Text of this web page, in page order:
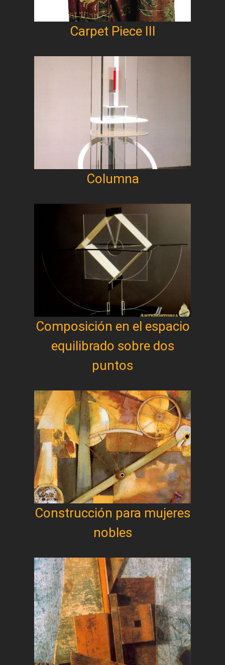
Carpet Piece III
Columna
Composición en el espacio
equilibrado sobre dos
puntos
Construcción para mujeres
nobles